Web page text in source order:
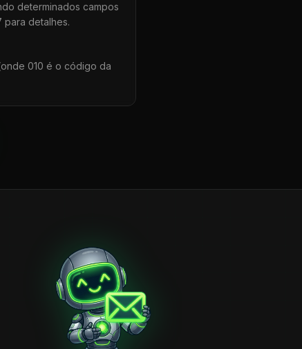
determinados campos
para detalhes.
010 é o código da